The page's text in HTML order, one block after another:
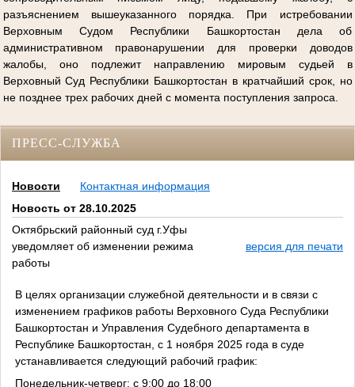
разъяснением вышеуказанного порядка. При истребовании
Верховным Судом Республики Башкортостан дела об
административном правонарушении для проверки доводов
жалобы, оно подлежит направлению мировым судьей в
Верховный Суд Республики Башкортостан в кратчайший срок, но
не позднее трех рабочих дней с момента поступления запроса.
ПРЕСС-СЛУЖБА
Новости
Контактная информация
Новость от 28.10.2025
Октябрьский районный суд г.Уфы
уведомляет об изменении режима
работы
версия для печати
В целях организации служебной деятельности и в связи с
изменением графиков работы Верховного Суда Республики
Башкортостан и Управления Судебного департамента в
Республике Башкортостан, с 1 ноября 2025 года в суде
устанавливается следующий рабочий график:
Понедельник-четверг: с 9:00 до 18:00